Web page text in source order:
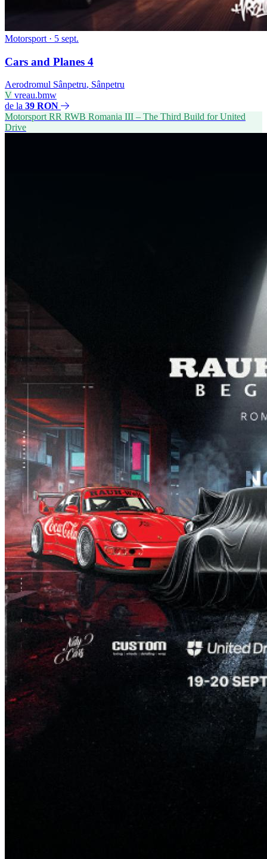
Motorsport · 5 sept.
Cars and Planes 4
Aerodromul Sânpetru, Sânpetru
V vreau.bmw
de la 39 RON
Motorsport RR RWB Romania III – The Third Build for United
Drive